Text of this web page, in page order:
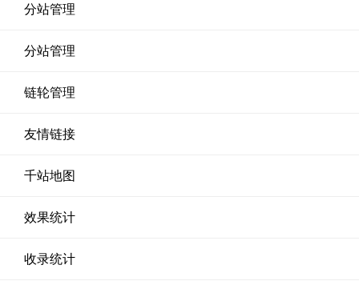
分站管理
分站管理
链轮管理
友情链接
千站地图
效果统计
收录统计